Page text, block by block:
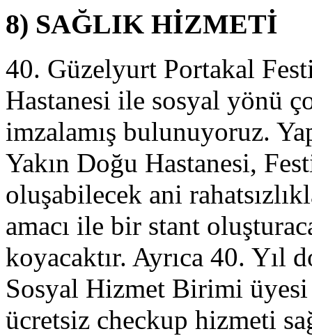
8) SAĞLIK HİZMETİ
40. Güzelyurt Portakal
Hastanesi ile sosyal yönü
imzalamış bulunuyoruz.
Yakın Doğu Hastanesi,
oluşabilecek ani
amacı ile bir stant
koyacaktır. Ayrıca 40. Yıl
Sosyal Hizmet Birimi
ücretsiz checkup hizmeti
İddia